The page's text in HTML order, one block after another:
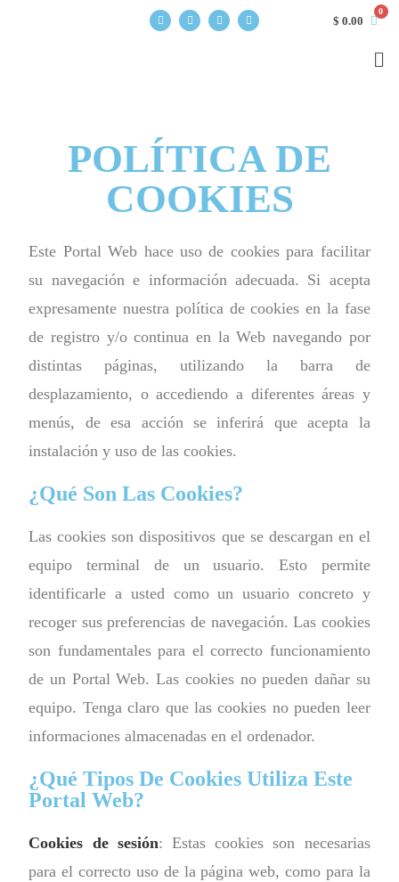
$ 0.00
POLÍTICA DE
COOKIES
Este Portal Web hace uso de cookies para facilitar
su navegación e información adecuada. Si acepta
expresamente nuestra política de cookies en la fase
de registro y/o continua en la Web navegando por
distintas páginas, utilizando la barra de
desplazamiento, o accediendo a diferentes áreas y
menús, de esa acción se inferirá que acepta la
instalación y uso de las cookies.
¿Qué Son Las Cookies?
Las cookies son dispositivos que se descargan en el
equipo terminal de un usuario. Esto permite
identificarle a usted como un usuario concreto y
recoger sus preferencias de navegación. Las cookies
son fundamentales para el correcto funcionamiento
de un Portal Web. Las cookies no pueden dañar su
equipo. Tenga claro que las cookies no pueden leer
informaciones almacenadas en el ordenador.
¿Qué Tipos De Cookies Utiliza Este
Portal Web?
Cookies de sesión: Estas cookies son necesarias
para el correcto uso de la página web, como para la